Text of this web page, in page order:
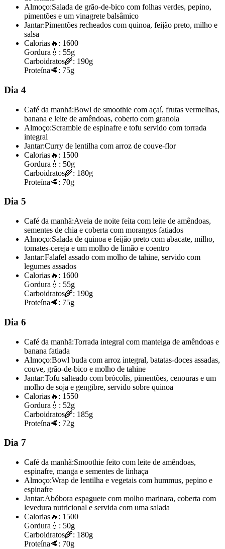
Almoço:Salada de grão-de-bico com folhas verdes, pepino,
pimentões e um vinagrete balsâmico
Jantar:Pimentões recheados com quinoa, feijão preto, milho e
salsa
Calorias🔥: 1600
Gordura 💧: 55g
Carboidratos🌾: 190g
Proteína🥩: 75g
Dia 4
Café da manhã:Bowl de smoothie com açaí, frutas vermelhas,
banana e leite de amêndoas, coberto com granola
Almoço:Scramble de espinafre e tofu servido com torrada
integral
Jantar:Curry de lentilha com arroz de couve-flor
Calorias🔥: 1500
Gordura 💧: 50g
Carboidratos🌾: 180g
Proteína🥩: 70g
Dia 5
Café da manhã:Aveia de noite feita com leite de amêndoas,
sementes de chia e coberta com morangos fatiados
Almoço:Salada de quinoa e feijão preto com abacate, milho,
tomates-cereja e um molho de limão e coentro
Jantar:Falafel assado com molho de tahine, servido com
legumes assados
Calorias🔥: 1600
Gordura 💧: 55g
Carboidratos🌾: 190g
Proteína🥩: 75g
Dia 6
Café da manhã:Torrada integral com manteiga de amêndoas e
banana fatiada
Almoço:Bowl buda com arroz integral, batatas-doces assadas,
couve, grão-de-bico e molho de tahine
Jantar:Tofu salteado com brócolis, pimentões, cenouras e um
molho de soja e gengibre, servido sobre quinoa
Calorias🔥: 1550
Gordura 💧: 52g
Carboidratos🌾: 185g
Proteína🥩: 72g
Dia 7
Café da manhã:Smoothie feito com leite de amêndoas,
espinafre, manga e sementes de linhaça
Almoço:Wrap de lentilha e vegetais com hummus, pepino e
espinafre
Jantar:Abóbora espaguete com molho marinara, coberta com
levedura nutricional e servida com uma salada
Calorias🔥: 1500
Gordura 💧: 50g
Carboidratos🌾: 180g
Proteína🥩: 70g